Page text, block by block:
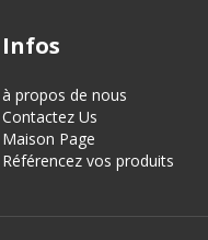
Infos
à propos de nous
Contactez Us
Maison Page
Référencez vos produits